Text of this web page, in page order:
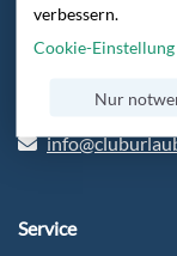
beraten und
+49 6103-
Service
verbessern.
Cookie-Einstellung
Nur